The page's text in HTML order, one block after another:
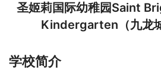
圣姬莉国际幼稚园Saint
Kindergarten（九龙
学校简介